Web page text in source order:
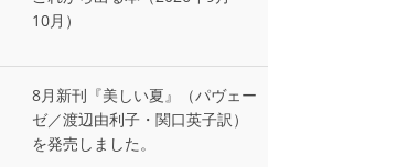
10月）
8月新刊『美しい夏』（パヴェー
ゼ／渡辺由利子・関口英子訳）
を発売しました。